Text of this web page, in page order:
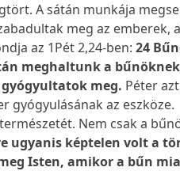
A sátán munkája
meg az emberek,
az 1Pét 2,24-ben:24
meghaltunk a
meg. Péter
gyógyulásának az eszköze.
Nem csak a
ugyanis képtelen volt a
Isten, amikor a bűn